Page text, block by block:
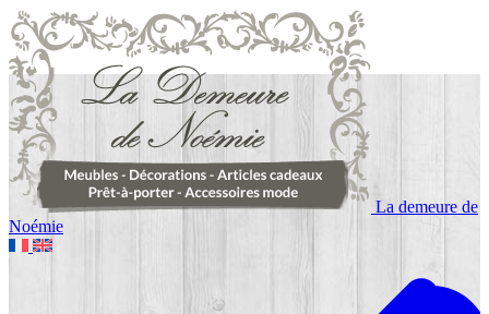
La demeure de
Noémie